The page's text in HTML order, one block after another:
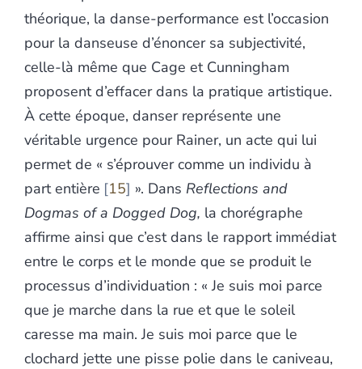
théorique, la danse-performance est l’occasion
pour la danseuse d’énoncer sa subjectivité,
celle-là même que Cage et Cunningham
proposent d’effacer dans la pratique artistique.
À cette époque, danser représente une
véritable urgence pour Rainer, un acte qui lui
permet de « s’éprouver comme un individu à
part entière 15 ». Dans Reflections and
Dogmas of a Dogged Dog, la chorégraphe
affirme ainsi que c’est dans le rapport immédiat
entre le corps et le monde que se produit le
processus d’individuation : « Je suis moi parce
que je marche dans la rue et que le soleil
caresse ma main. Je suis moi parce que le
clochard jette une pisse polie dans le caniveau,